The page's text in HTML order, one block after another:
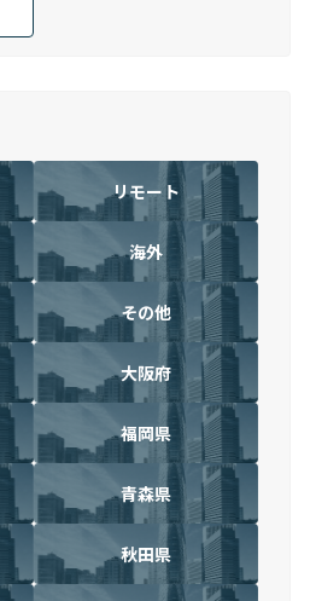
リモート
海外
その他
大阪府
福岡県
青森県
秋田県